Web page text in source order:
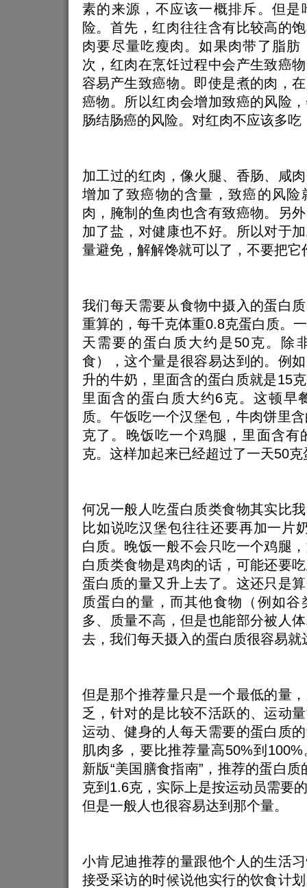
素的来源，不应该一概排斥。但是
险。首先，红肉往往含有比较高的
肉要尽量吃瘦肉。如果肉带了脂肪
次，红肉在烹饪过程中会产生致癌
容易产生致癌物。即使是煮的肉，
癌物。所以红肉会增加致癌的风险
肠结肠癌的风险。对红肉不应该多吃
加工过的红肉，像火腿、香肠、咸
增加了致癌物的含量，致癌的风险
肉，腌制的鱼肉也含有致癌物。另
加了盐，对健康也不好。所以对于
量避免，解解馋就可以了，不要把它
我们每天需要从食物中摄入的蛋白
重算的，每千克体重0.8克蛋白质。
天需要的蛋白质大约是50克。除
食），这个量是很容易达到的。例
升的牛奶，里面含的蛋白质就是15
里面含的蛋白质大约6克。这顿早
质。午饭吃一个汉堡包，牛肉饼里
克了。晚饭吃一个鸡腿，里面含有
克。这样加起来已经超过了一天50
何况一般人吃蛋白质类食物其实比
比如说吃汉堡包往往还要再加一片
白质。晚饭一般不会只吃一个鸡腿
白质类食物是鸡肉的话，可能还要
蛋白质的量又升上去了。这还只是
质蛋白的量，而其他食物（例如
多、质量不高，但是也能部分被人
去，我们每天摄入的蛋白质很容易就
但是那个推荐量只是一个最低的量
乏，针对的是比较不活跃的、运动
运动、健身的人每天需要的蛋白质
肌肉多，要比推荐量高50%到
新版“美国膳食指南”，推荐的蛋白
克到1.6克，实际上是按运动员需要
但是一般人也很容易达到那个量。
小肯尼迪推荐的量跟他个人的生活
接受采访的时候说他实行的饮食计